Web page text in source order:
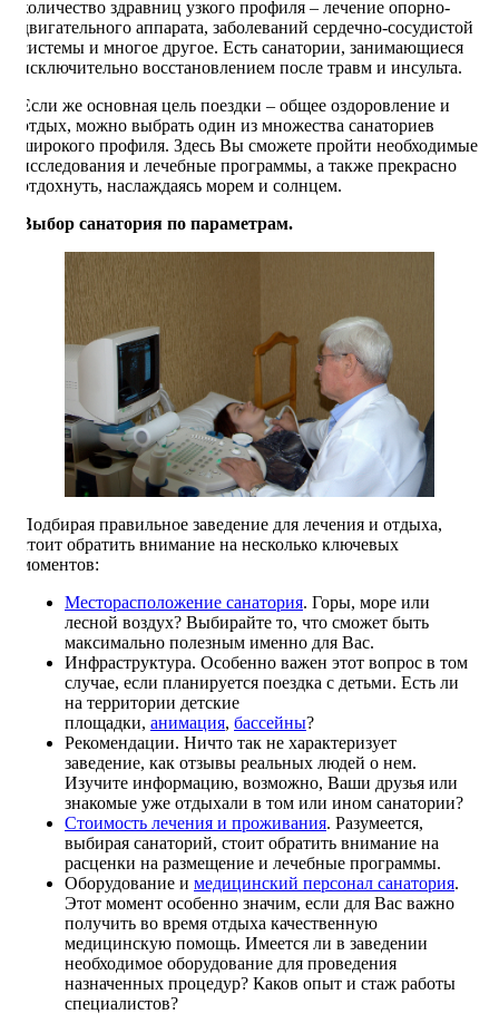
количество здравниц узкого профиля – лечение опорно-
двигательного аппарата, заболеваний сердечно-сосудистой
системы и многое другое. Есть санатории, занимающиеся
исключительно восстановлением после травм и инсульта.
Если же основная цель поездки – общее оздоровление и
отдых, можно выбрать один из множества санаториев
широкого профиля. Здесь Вы сможете пройти необходимые
исследования и лечебные программы, а также прекрасно
отдохнуть, наслаждаясь морем и солнцем.
Выбор санатория по параметрам.
Подбирая правильное заведение для лечения и отдыха,
стоит обратить внимание на несколько ключевых
моментов:
Месторасположение санатория. Горы, море или
лесной воздух? Выбирайте то, что сможет быть
максимально полезным именно для Вас.
Инфраструктура. Особенно важен этот вопрос в том
случае, если планируется поездка с детьми. Есть ли
на территории детские
площадки, анимация, бассейны?
Рекомендации. Ничто так не характеризует
заведение, как отзывы реальных людей о нем.
Изучите информацию, возможно, Ваши друзья или
знакомые уже отдыхали в том или ином санатории?
Стоимость лечения и проживания. Разумеется,
выбирая санаторий, стоит обратить внимание на
расценки на размещение и лечебные программы.
Оборудование и медицинский персонал санатория.
Этот момент особенно значим, если для Вас важно
получить во время отдыха качественную
медицинскую помощь. Имеется ли в заведении
необходимое оборудование для проведения
назначенных процедур? Каков опыт и стаж работы
специалистов?